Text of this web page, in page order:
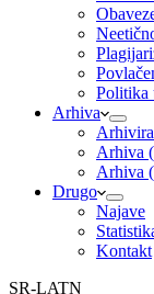
Politika
Arhiva
Arhiva
Arhiva
Drugo
Najave
Kontakt
SR-LATN